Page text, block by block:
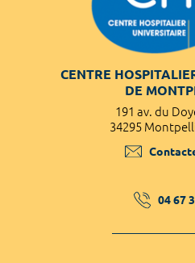
CENTRE
DE
191 av. du
34295
04 67